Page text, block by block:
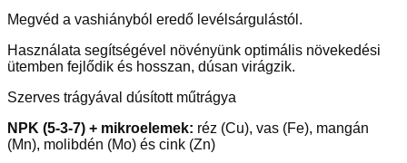
Megvéd a vashiányból eredő levélsárgulástól.
Használata segítségével növényünk optimális növekedési
ütemben fejlődik és hosszan, dúsan virágzik.
Szerves trágyával dúsított műtrágya
NPK (5-3-7) + mikroelemek: réz (Cu), vas (Fe), mangán
(Mn), molibdén (Mo) és cink (Zn)